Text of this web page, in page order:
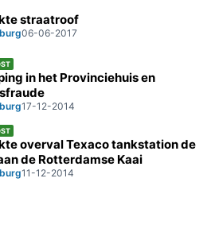
straatroof
06-06-2017
in het Provinciehuis en
17-12-2014
overval Texaco tankstation de
de Rotterdamse Kaai
11-12-2014